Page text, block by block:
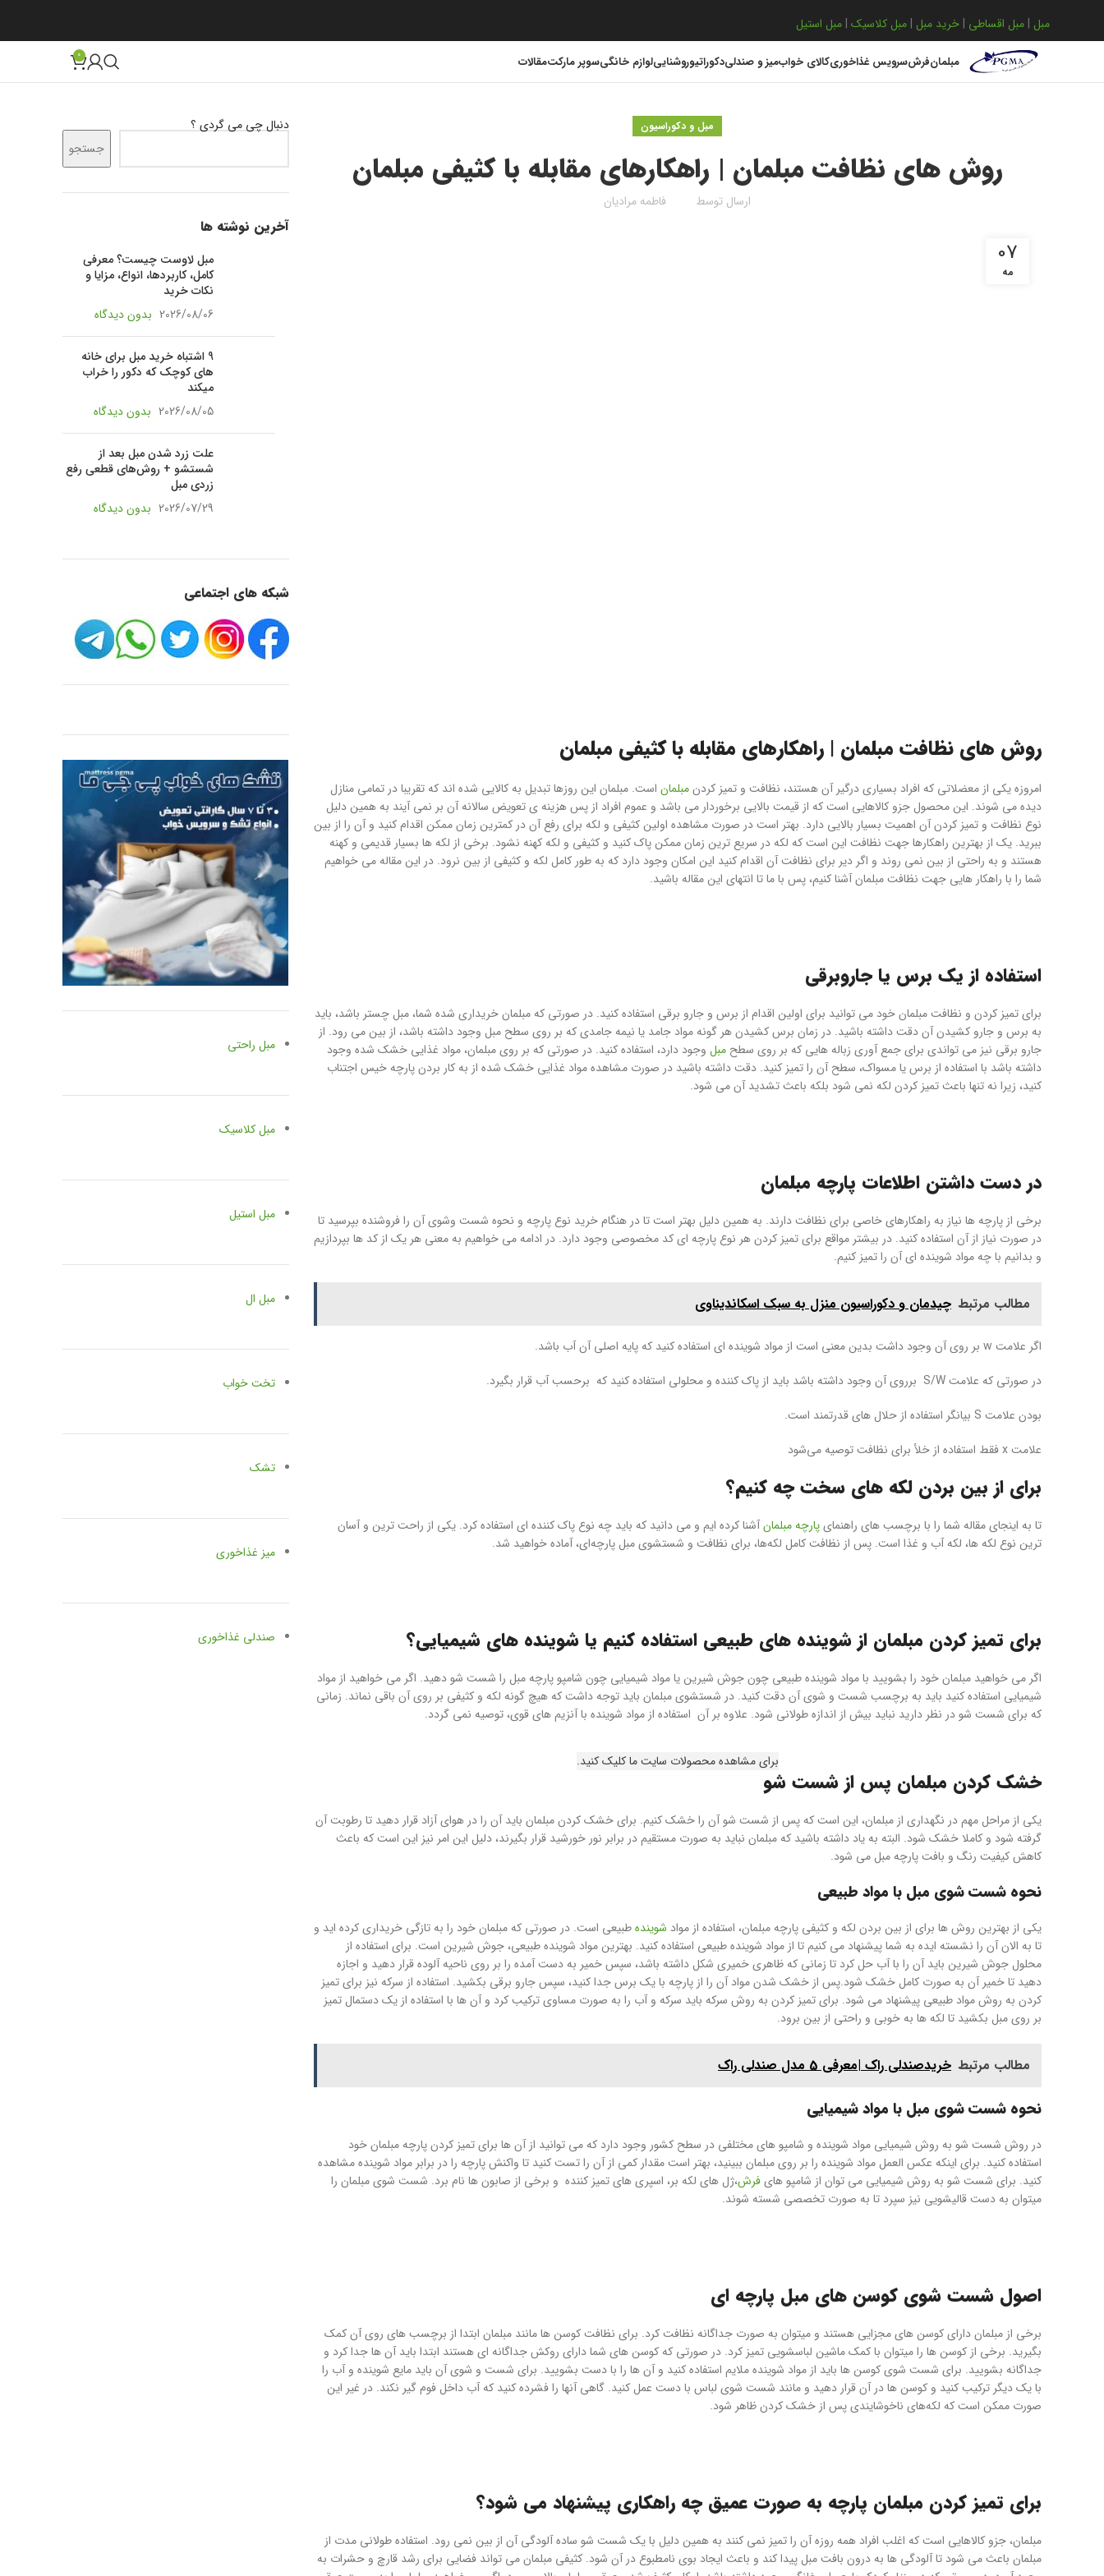
مبل | مبل اقساطی | خرید مبل | مبل کلاسیک | مبل استیل
مبلمانفرشسرویس غذاخوریکالای خوابمیز و صندلیدکوراتیوروشناییلوازم خانگیسوپر مارکتمقالات 0
مبل و دکوراسیون
روش های نظافت مبلمان | راهکارهای مقابله با کثیفی مبلمان
ارسال توسط فاطمه مرادیان
07
مه
روش های نظافت مبلمان | راهکارهای مقابله با کثیفی مبلمان
امروزه یکی از معضلاتی که افراد بسیاری درگیر آن هستند، نظافت و تمیز کردنمبلمان است. مبلمان این روزها تبدیل به کالایی شده اند که تقریبا در تمامی منازل
دیده می شوند. این محصول جزو کالاهایی است که از قیمت بالایی برخوردار می باشد و عموم افراد از پس هزینه ی تعویض سالانه آن بر نمی آیند به همین دلیل
نوع نظافت و تمیز کردن آن اهمیت بسیار بالایی دارد. بهتر است در صورت مشاهده اولین کثیفی و لکه برای رفع آن در کمترین زمان ممکن اقدام کنید و آن را از بین
ببرید. یک از بهترین راهکارها جهت نظافت این است که لکه در سریع ترین زمان ممکن پاک کنید و کثیفی و لکه کهنه نشود. برخی از لکه ها بسیار قدیمی و کهنه
هستند و به راحتی از بین نمی روند و اگر دیر برای نظافت آن اقدام کنید این امکان وجود دارد که به طور کامل لکه و کثیفی از بین نرود. در این مقاله می خواهیم
شما را با راهکار هایی جهت نظافت مبلمان آشنا کنیم، پس با ما تا انتهای این مقاله باشید.
استفاده از یک برس یا جاروبرقی
برای تمیز کردن و نظافت مبلمان خود می توانید برای اولین اقدام از برس و جارو برقی استفاده کنید. در صورتی که مبلمان خریداری شده شما، مبل چستر باشد، باید
به برس و جارو کشیدن آن دقت داشته باشید. در زمان برس کشیدن هر گونه مواد جامد یا نیمه جامدی که بر روی سطح مبل وجود داشته باشد، از بین می رود. از
جارو برقی نیز می تواندی برای جمع آوری زباله هایی که بر روی سطح مبل وجود دارد، استفاده کنید. در صورتی که بر روی مبلمان، مواد غذایی خشک شده وجود
داشته باشد با استفاده از برس یا مسواک، سطح آن را تمیز کنید. دقت داشته باشید در صورت مشاهده مواد غذایی خشک شده از به کار بردن پارچه خیس اجتناب
کنید، زیرا نه تنها باعث تمیز کردن لکه نمی شود بلکه باعث تشدید آن می شود.
در دست داشتن اطلاعات پارچه مبلمان
برخی از پارچه ها نیاز به راهکارهای خاصی برای نظافت دارند. به همین دلیل بهتر است تا در هنگام خرید نوع پارچه و نحوه شست وشوی آن را فروشنده بپرسید تا
در صورت نیاز از آن استفاده کنید. در بیشتر مواقع برای تمیز کردن هر نوع پارچه ای کد مخصوصی وجود دارد. در ادامه می خواهیم به معنی هر یک از کد ها بپردازیم
و بدانیم با چه مواد شوینده ای آن را تمیز کنیم.
مطالب مرتبط چیدمان و دکوراسیون منزل به سبک اسکاندیناوی
اگر علامت w بر روی آن وجود داشت بدین معنی است از مواد شوینده ای استفاده کنید که پایه اصلی آن آب باشد.
در صورتی که علامت S/W برروی آن وجود داشته باشد باید از پاک کننده و محلولی استفاده کنید که برحسب آب قرار بگیرد.
بودن علامت S بیانگر استفاده از حلال های قدرتمند است.
علامت x فقط استفاده از خلأ برای نظافت توصیه می‌شود
برای از بین بردن لکه های سخت چه کنیم؟
تا به اینجای مقاله شما را با برچسب های راهنمایپارچه مبلمانآشنا کرده ایم و می دانید که باید چه نوع پاک کننده ای استفاده کرد. یکی از راحت ترین و آسان
ترین نوع لکه ها، لکه آب و غذا است. پس از نظافت کامل لکه‌ها، برای نظافت و شستشوی مبل پارچه‌ای، آماده خواهید شد.
برای تمیز کردن مبلمان از شوینده های طبیعی استفاده کنیم یا شوینده های شیمیایی؟
اگر می خواهید مبلمان خود را بشویید با مواد شوینده طبیعی چون جوش شیرین یا مواد شیمیایی چون شامپو پارچه مبل را شست شو دهید. اگر می خواهید از مواد
شیمیایی استفاده کنید باید به برچسب شست و شوی آن دقت کنید. در شستشوی مبلمان باید توجه داشت که هیچ گونه لکه و کثیفی بر روی آن باقی نماند. زمانی
که برای شست شو در نظر دارید نباید بیش از اندازه طولانی شود. علاوه بر آن استفاده از مواد شوینده با آنزیم های قوی، توصیه نمی گردد.
برای مشاهده محصولات سایت ما کلیک کنید.
خشک کردن مبلمان پس از شست شو
یکی از مراحل مهم در نگهداری از مبلمان، این است که پس از شست شو آن را خشک کنیم. برای خشک کردن مبلمان باید آن را در هوای آزاد قرار دهید تا رطوبت آن
گرفته شود و کاملا خشک شود. البته به یاد داشته باشید که مبلمان نباید به صورت مستقیم در برابر نور خورشید قرار بگیرند، دلیل این امر نیز این است که باعث
کاهش کیفیت رنگ و بافت پارچه مبل می شود.
نحوه شست شوی مبل با مواد طبیعی
یکی از بهترین روش ها برای از بین بردن لکه و کثیفی پارچه مبلمان، استفاده از مواد شویندهطبیعی است. در صورتی که مبلمان خود را به تازگی خریداری کرده اید و
تا به الان آن را نشسته ایده به شما پیشنهاد می کنیم تا از مواد شوینده طبیعی استفاده کنید. بهترین مواد شوینده طبیعی، جوش شیرین است. برای استفاده از
محلول جوش شیرین باید آن را با آب حل کرد تا زمانی که ظاهری خمیری شکل داشته باشد، سپس خمیر به دست آمده را بر روی ناحیه آلوده قرار دهید و اجازه
دهید تا خمیر آن به صورت کامل خشک شود.پس از خشک شدن مواد آن را از پارچه با یک برس جدا کنید، سپس جارو برقی بکشید. استفاده از سرکه نیز برای تمیز
کردن به روش مواد طبیعی پیشنهاد می شود. برای تمیز کردن به روش سرکه باید سرکه و آب را به صورت مساوی ترکیب کرد و آن ها با استفاده از یک دستمال تمیز
بر روی مبل بکشید تا لکه ها به خوبی و راحتی از بین برود.
مطالب مرتبط خریدصندلی راک |معرفی 5 مدل صندلی راک
نحوه شست شوی مبل با مواد شیمیایی
در روش شست شو به روش شیمیایی مواد شوینده و شامپو های مختلفی در سطح کشور وجود دارد که می توانید از آن ها برای تمیز کردن پارچه مبلمان خود
استفاده کنید. برای اینکه عکس العمل مواد شوینده را بر روی مبلمان ببینید، بهتر است مقدار کمی از آن را تست کنید تا واکنش پارچه را در برابر مواد شوینده مشاهده
کنید. برای شست شو به روش شیمیایی می توان از شامپو هایفرش،ژل های لکه بر، اسپری های تمیز کننده و برخی از صابون ها نام برد. شست شوی مبلمان را
میتوان به دست قالیشویی نیز سپرد تا به صورت تخصصی شسته شوند.
اصول شست شوی کوسن های مبل پارچه ای
برخی از مبلمان دارای کوسن های مجزایی هستند و میتوان به صورت جداگانه نظافت کرد. برای نظافت کوسن ها مانند مبلمان ابتدا از برچسب های روی آن کمک
بگیرید. برخی از کوسن ها را میتوان با کمک ماشین لباسشویی تمیز کرد. در صورتی که کوسن های شما دارای روکش جداگانه ای هستند ابتدا باید آن ها جدا کرد و
جداگانه بشویید. برای شست شوی کوسن ها باید از مواد شوینده ملایم استفاده کنید و آن ها را با دست بشویید. برای شست و شوی آن باید مایع شوینده و آب را
با یک دیگر ترکیب کنید و کوسن ها در آن قرار دهید و مانند شست شوی لباس با دست عمل کنید. گاهی آنها را فشرده کنید که آب داخل فوم گیر نکند. در غیر این
صورت ممکن است که لکه‌های ناخوشایندی پس از خشک کردن ظاهر شود.
برای تمیز کردن مبلمان پارچه به صورت عمیق چه راهکاری پیشنهاد می شود؟
مبلمان، جزو کالاهایی است که اغلب افراد همه روزه آن را تمیز نمی کنند به همین دلیل با یک شست شو ساده آلودگی آن از بین نمی رود. استفاده طولانی مدت از
مبلمان باعث می شود تا آلودگی ها به درون بافت مبل پیدا کند و باعث ایجاد بوی نامطبوع در آن شود. کثیفی مبلمان می تواند فضایی برای رشد قارچ و حشرات به
دنبال چی می گردی ؟
جستجو
آخرین نوشته ها
مبل لاوست چیست؟ معرفی
کامل، کاربردها، انواع، مزایا و
نکات خرید
2026/08/06 بدون دیدگاه
9 اشتباه خرید مبل برای خانه
های کوچک که دکور را خراب
میکند
2026/08/05 بدون دیدگاه
علت زرد شدن مبل بعد از
شستشو + روش‌های قطعی رفع
زردی مبل
2026/07/29 بدون دیدگاه
شبکه های اجتماعی
مبل راحتی
مبل کلاسیک
مبل استیل
مبل ال
تخت خواب
تشک
میز غذاخوری
صندلی غذاخوری